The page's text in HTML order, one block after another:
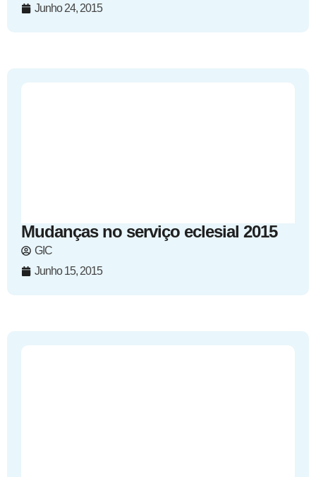
Junho 24, 2015
Mudanças no serviço eclesial 2015
GIC
Junho 15, 2015